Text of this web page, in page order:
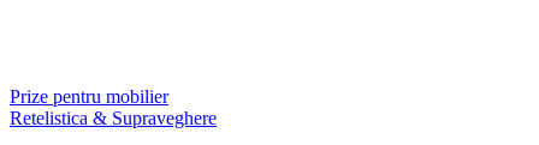
Prize pentru mobilier
Retelistica & Supraveghere